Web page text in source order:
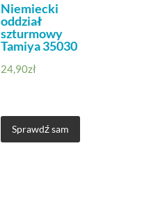
Niemiecki
oddział
szturmowy
Tamiya 35030
24,90zł
Sprawdź sam